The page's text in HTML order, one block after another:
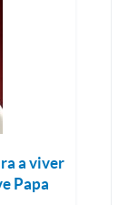
a viver
Papa